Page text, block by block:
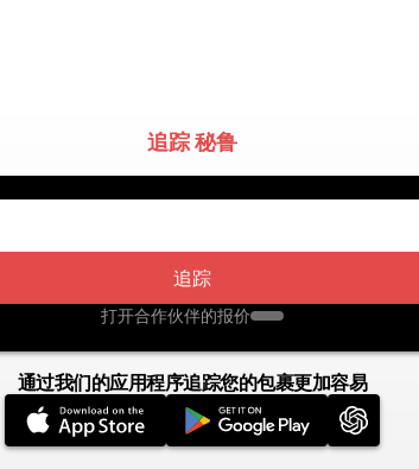
追踪 秘鲁
追踪
打开合作伙伴的报价
通过我们的应用程序追踪您的包裹更加容易